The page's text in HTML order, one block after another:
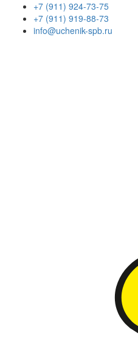
+7 (911) 924-73-75
+7 (911) 919-88-73
info@uchenik-spb.ru